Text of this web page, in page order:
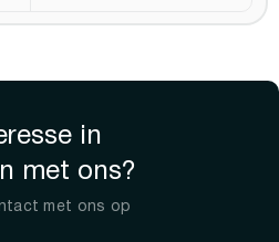
in
met ons?
met ons op